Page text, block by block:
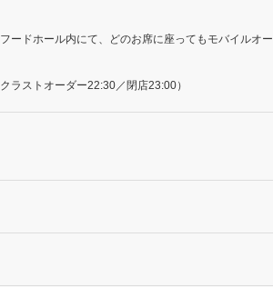
ードホール内にて、どのお席に座ってもモバイルオー
ラストオーダー22:30／閉店23:00）